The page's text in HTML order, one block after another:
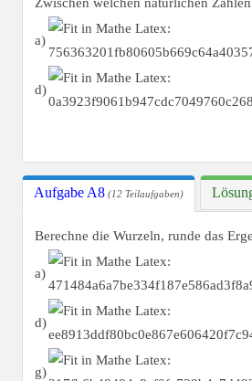
a)
d)
Aufgabe A8 (12 Teilaufgaben)
Berechne die Wurzeln, runde das
a)
d)
g)